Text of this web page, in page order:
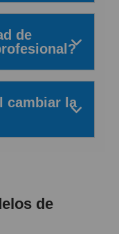
de
cambiar la
de